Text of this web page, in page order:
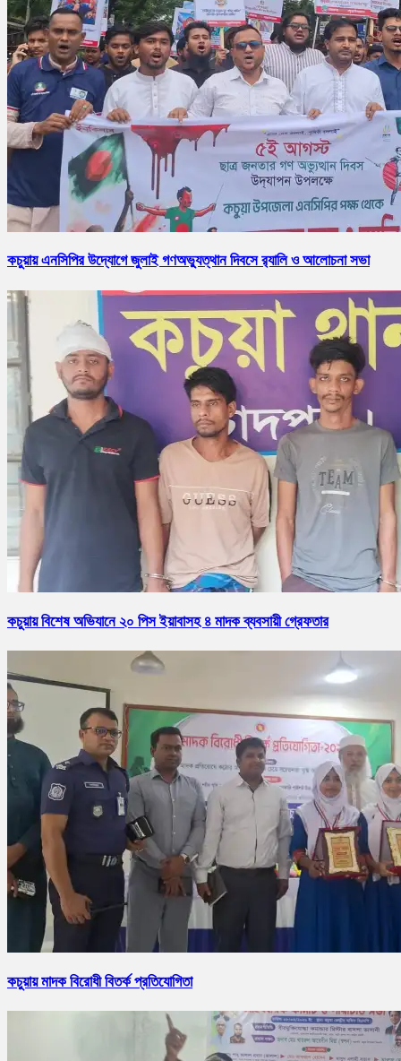
কচুয়ায় এনসিপির উদ্যোগে জুলাই গণঅভ্যুত্থান দিবসে র‌্যালি ও আলোচনা সভা
কচুয়ায় বিশেষ অভিযানে ২০ পিস ইয়াবাসহ ৪ মাদক ব্যবসায়ী গ্রেফতার
কচুয়ায় মাদক বিরোধী বিতর্ক প্রতিযোগিতা